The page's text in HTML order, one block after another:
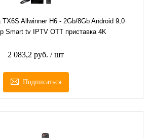
TX6S Allwinner H6 - 2Gb/8Gb Android 9,0
Smart tv IPTV OTT приставка 4K
2 083,2 руб. / шт
Подписаться